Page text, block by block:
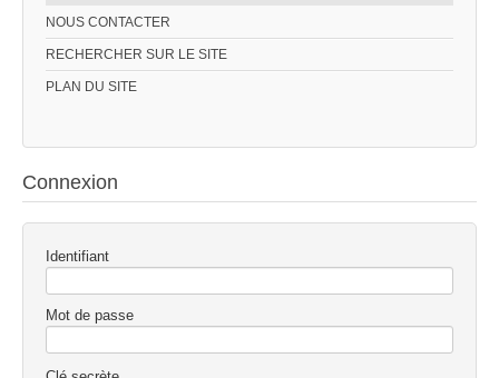
NOUS CONTACTER
RECHERCHER SUR LE SITE
PLAN DU SITE
Connexion
Identifiant
Mot de passe